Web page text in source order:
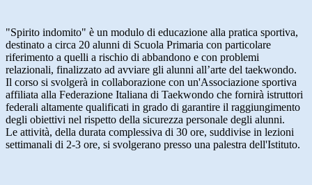
"Spirito indomito" è un modulo di educazione alla pratica sportiva,
destinato a circa 20 alunni di Scuola Primaria con particolare
riferimento a quelli a rischio di abbandono e con problemi
relazionali, finalizzato ad avviare gli alunni all’arte del taekwondo.
Il corso si svolgerà in collaborazione con un'Associazione sportiva
affiliata alla Federazione Italiana di Taekwondo che fornirà istruttori
federali altamente qualificati in grado di garantire il raggiungimento
degli obiettivi nel rispetto della sicurezza personale degli alunni.
Le attività, della durata complessiva di 30 ore, suddivise in lezioni
settimanali di 2-3 ore, si svolgerano presso una palestra dell'Istituto.​